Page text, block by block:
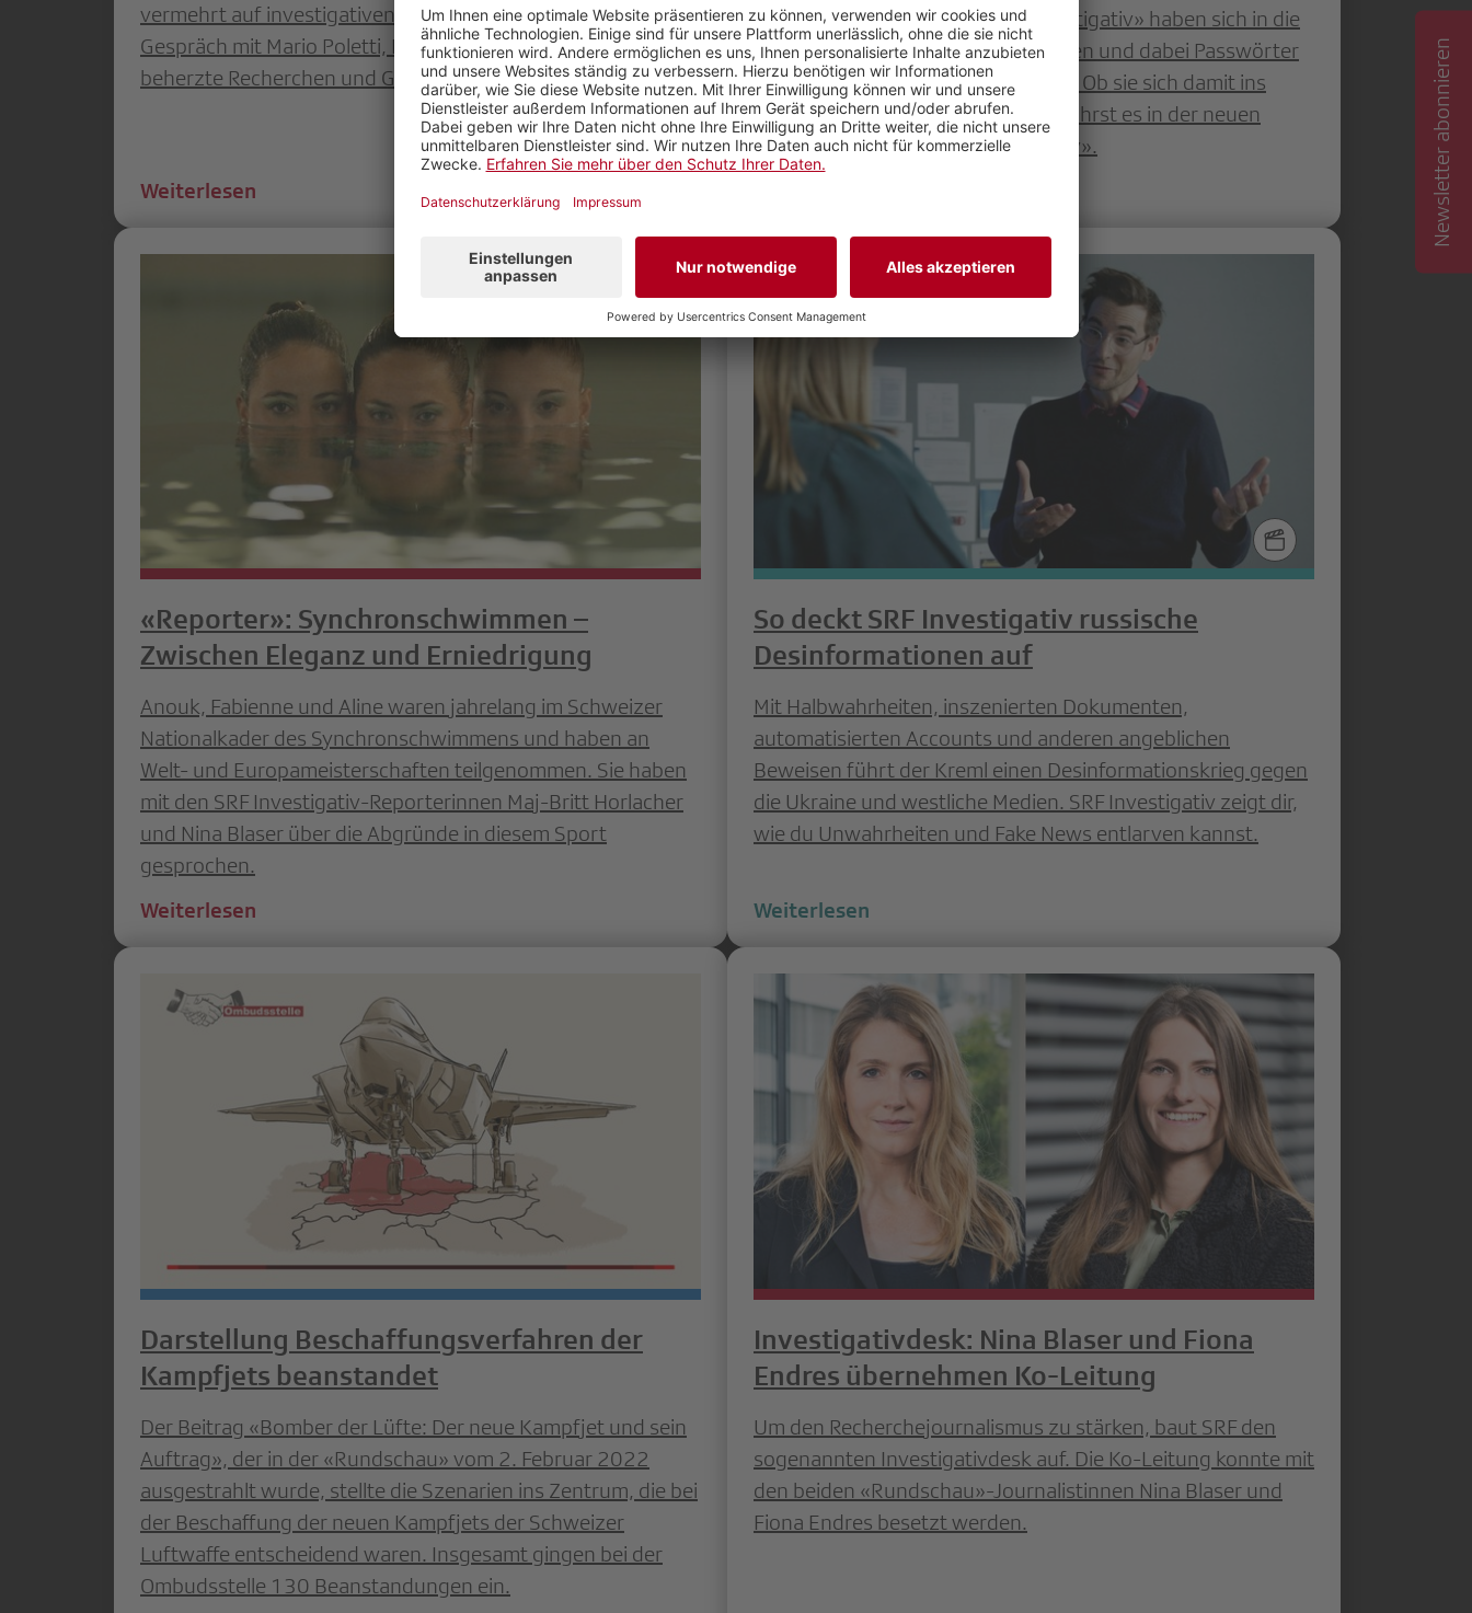
vermehrt auf investigativen Journalismus – auch SRF. Ein
Gespräch mit Mario Poletti, Leiter der «Rundschau», über
beherzte Recherchen und Geheimdokumente im Briefkasten.
Weiterlesen
Unsere Gspändli von «Impact Investigativ» haben sich in die
verborgene Welt der Hacker begeben und dabei Passwörter
von SRF-Mitarbeitenden gefunden. Ob sie sich damit ins
System reinhacken können? Du erfährst es in der neuen
Reportage von «Impact Investigativ».
«Reporter»: Synchronschwimmen –
Zwischen Eleganz und Erniedrigung
Anouk, Fabienne und Aline waren jahrelang im Schweizer
Nationalkader des Synchronschwimmens und haben an
Welt- und Europameisterschaften teilgenommen. Sie haben
mit den SRF Investigativ-Reporterinnen Maj-Britt Horlacher
und Nina Blaser über die Abgründe in diesem Sport
gesprochen.
Weiterlesen
So deckt SRF Investigativ russische
Desinformationen auf
Mit Halbwahrheiten, inszenierten Dokumenten,
automatisierten Accounts und anderen angeblichen
Beweisen führt der Kreml einen Desinformationskrieg gegen
die Ukraine und westliche Medien. SRF Investigativ zeigt dir,
wie du Unwahrheiten und Fake News entlarven kannst.
Weiterlesen
Darstellung Beschaffungsverfahren der
Kampfjets beanstandet
Der Beitrag «Bomber der Lüfte: Der neue Kampfjet und sein
Auftrag», der in der «Rundschau» vom 2. Februar 2022
ausgestrahlt wurde, stellte die Szenarien ins Zentrum, die bei
der Beschaffung der neuen Kampfjets der Schweizer
Luftwaffe entscheidend waren. Insgesamt gingen bei der
Ombudsstelle 130 Beanstandungen ein.
Investigativdesk: Nina Blaser und Fiona
Endres übernehmen Ko-Leitung
Um den Recherchejournalismus zu stärken, baut SRF den
sogenannten Investigativdesk auf. Die Ko-Leitung konnte mit
den beiden «Rundschau»-Journalistinnen Nina Blaser und
Fiona Endres besetzt werden.
Newsletter abonnieren